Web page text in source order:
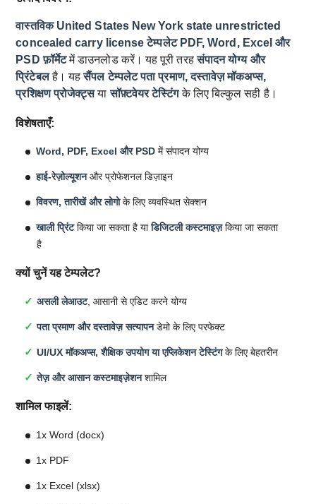
वास्तविक United States New York state unrestricted
concealed carry license टेम्पलेट PDF, Word, Excel और
PSD फ़ॉर्मेटमें डाउनलोड करें। यह पूरी तरहसंपादन योग्य और
प्रिंटेबलहै। यहसैंपल टेम्पलेट पता प्रमाण, दस्तावेज़ मॉकअप्स,
प्रशिक्षण प्रोजेक्ट्सयासॉफ़्टवेयर टेस्टिंगके लिए बिल्कुल सही है।
विशेषताएँ:
Word, PDF, Excel और PSD में संपादन योग्य
हाई-रेज़ोल्यूशनऔर प्रोफेशनल डिज़ाइन
विवरण, तारीखें और लोगोके लिए व्यवस्थित सेक्शन
खाली प्रिंटकिया जा सकता है याडिजिटली कस्टमाइज़किया जा सकता
है
क्यों चुनें यह टेम्पलेट?
असली लेआउट, आसानी से एडिट करने योग्य
पता प्रमाण और दस्तावेज़ सत्यापनडेमो के लिए परफेक्ट
UI/UX मॉकअप्स, शैक्षिक उपयोग या एप्लिकेशन टेस्टिंगके लिए बेहतरीन
तेज़ और आसान कस्टमाइज़ेशनशामिल
शामिल फाइलें:
1x Word (docx)
1x PDF
1x Excel (xlsx)